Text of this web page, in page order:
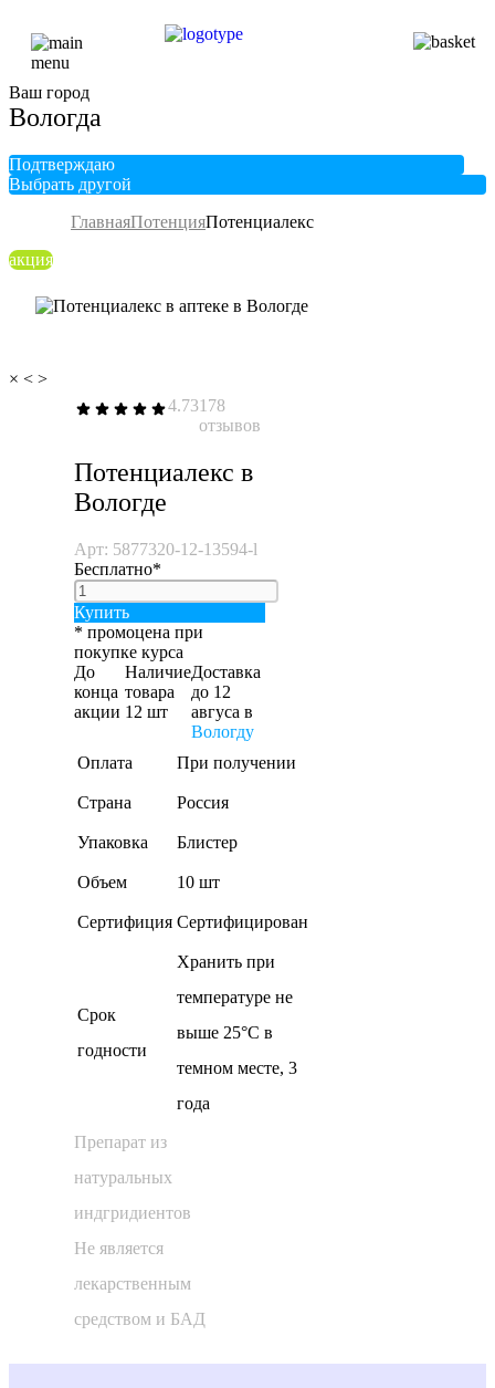
Ваш город
Вологда
Подтверждаю
Выбрать другой
ГлавнаяПотенцияПотенциалекс
акция
× < >
4.73178
отзывов
Потенциалекс в
Вологде
Арт: 5877320-12-13594-l
Бесплатно*
Купить
* промоцена при
покупке курса
До
конца
акции
Наличие
товара
12 шт
Доставка
до 12
авгуса в
Вологду
Оплата
При получении
Страна Россия
Упаковка Блистер
Объем 10 шт
Сертифиция Сертифицирован
Cрок
годности
Хранить при
температуре не
выше 25°С в
темном месте, 3
года
Препарат из
натуральных
индгридиентов
Не является
лекарственным
средством и БАД